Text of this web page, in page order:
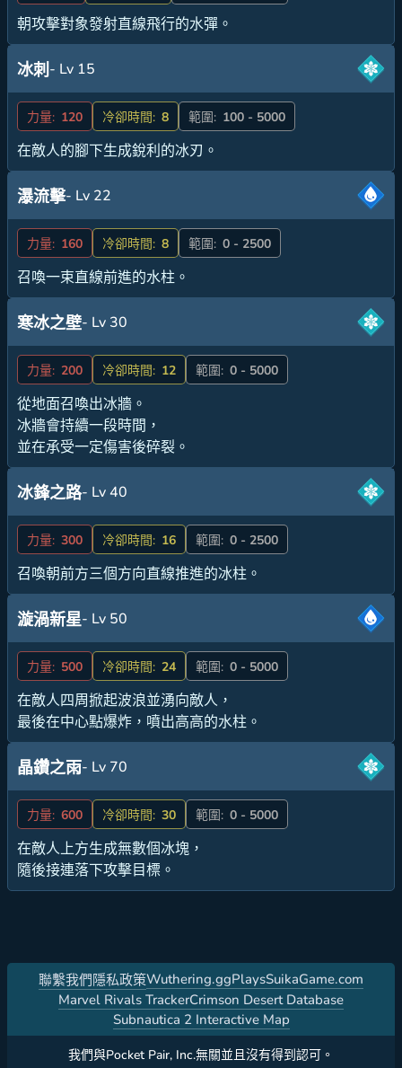
朝攻擊對象發射直線飛行的水彈。
冰刺- Lv 15
力量: 120 冷卻時間: 8 範圍: 100 - 5000
在敵人的腳下生成銳利的冰刃。
瀑流擊- Lv 22
力量: 160 冷卻時間: 8 範圍: 0 - 2500
召喚一束直線前進的水柱。
寒冰之壁- Lv 30
力量: 200 冷卻時間: 12 範圍: 0 - 5000
從地面召喚出冰牆。
冰牆會持續一段時間，
並在承受一定傷害後碎裂。
冰鋒之路- Lv 40
力量: 300 冷卻時間: 16 範圍: 0 - 2500
召喚朝前方三個方向直線推進的冰柱。
漩渦新星- Lv 50
力量: 500 冷卻時間: 24 範圍: 0 - 5000
在敵人四周掀起波浪並湧向敵人，
最後在中心點爆炸，噴出高高的水柱。
晶鑽之雨- Lv 70
力量: 600 冷卻時間: 30 範圍: 0 - 5000
在敵人上方生成無數個冰塊，
隨後接連落下攻擊目標。
聯繫我們隱私政策Wuthering.ggPlaysSuikaGame.com
Marvel Rivals TrackerCrimson Desert Database
Subnautica 2 Interactive Map
我們與Pocket Pair, Inc.無關並且沒有得到認可。